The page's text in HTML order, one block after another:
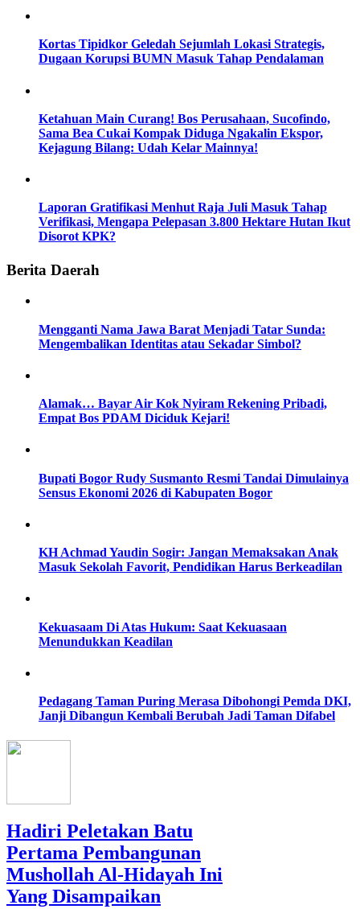
Kortas Tipidkor Geledah Sejumlah Lokasi Strategis,
Dugaan Korupsi BUMN Masuk Tahap Pendalaman
Ketahuan Main Curang! Bos Perusahaan, Sucofindo,
Sama Bea Cukai Kompak Diduga Ngakalin Ekspor,
Kejagung Bilang: Udah Kelar Mainnya!
Laporan Gratifikasi Menhut Raja Juli Masuk Tahap
Verifikasi, Mengapa Pelepasan 3.800 Hektare Hutan Ikut
Disorot KPK?
Berita Daerah
Mengganti Nama Jawa Barat Menjadi Tatar Sunda:
Mengembalikan Identitas atau Sekadar Simbol?
Alamak… Bayar Air Kok Nyiram Rekening Pribadi,
Empat Bos PDAM Diciduk Kejari!
Bupati Bogor Rudy Susmanto Resmi Tandai Dimulainya
Sensus Ekonomi 2026 di Kabupaten Bogor
KH Achmad Yaudin Sogir: Jangan Memaksakan Anak
Masuk Sekolah Favorit, Pendidikan Harus Berkeadilan
Kekuasaam Di Atas Hukum: Saat Kekuasaan
Menundukkan Keadilan
Pedagang Taman Puring Merasa Dibohongi Pemda DKI,
Janji Dibangun Kembali Berubah Jadi Taman Difabel
Hadiri Peletakan Batu
Pertama Pembangunan
Mushollah Al-Hidayah Ini
Yang Disampaikan